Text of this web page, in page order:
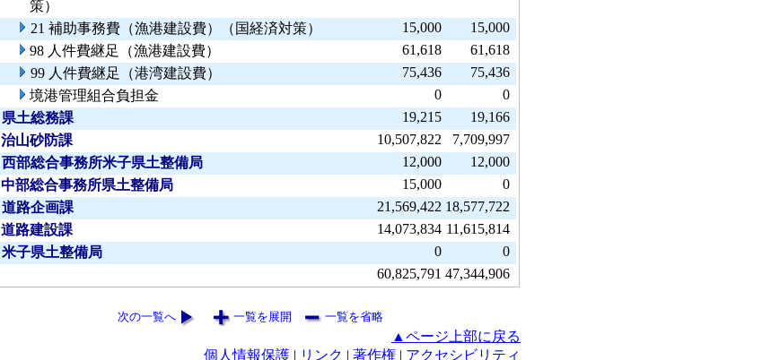
策）
21 補助事務費（漁港建設費）（国経済対策） 15,000
15,000
98 人件費継足（漁港建設費）
61,618
61,618
99 人件費継足（港湾建設費）
75,436
75,436
境港管理組合負担金
0
0
県土総務課
19,215
19,166
治山砂防課
10,507,822
7,709,997
西部総合事務所米子県土整備局
12,000
12,000
中部総合事務所県土整備局
15,000
0
道路企画課
21,569,422 18,577,722
道路建設課
14,073,834 11,615,814
米子県土整備局
0
0
60,825,791 47,344,906
次の一覧へ 一覧を展開 一覧を省略
▲ページ上部に戻る
個人情報保護 | リンク | 著作権 | アクセシビリティ